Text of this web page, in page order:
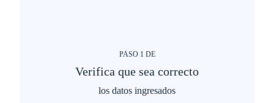
PASO 1 DE
Verifica que sea correcto
los datos ingresados